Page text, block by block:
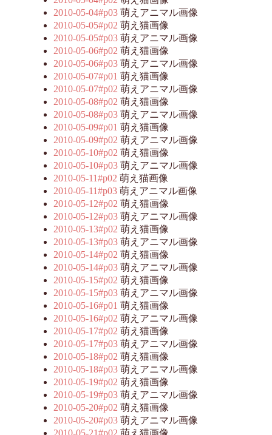
2010-05-04#p03 萌えアニマル画像
2010-05-05#p02 萌え猫画像
2010-05-05#p03 萌えアニマル画像
2010-05-06#p02 萌え猫画像
2010-05-06#p03 萌えアニマル画像
2010-05-07#p01 萌え猫画像
2010-05-07#p02 萌えアニマル画像
2010-05-08#p02 萌え猫画像
2010-05-08#p03 萌えアニマル画像
2010-05-09#p01 萌え猫画像
2010-05-09#p02 萌えアニマル画像
2010-05-10#p02 萌え猫画像
2010-05-10#p03 萌えアニマル画像
2010-05-11#p02 萌え猫画像
2010-05-11#p03 萌えアニマル画像
2010-05-12#p02 萌え猫画像
2010-05-12#p03 萌えアニマル画像
2010-05-13#p02 萌え猫画像
2010-05-13#p03 萌えアニマル画像
2010-05-14#p02 萌え猫画像
2010-05-14#p03 萌えアニマル画像
2010-05-15#p02 萌え猫画像
2010-05-15#p03 萌えアニマル画像
2010-05-16#p01 萌え猫画像
2010-05-16#p02 萌えアニマル画像
2010-05-17#p02 萌え猫画像
2010-05-17#p03 萌えアニマル画像
2010-05-18#p02 萌え猫画像
2010-05-18#p03 萌えアニマル画像
2010-05-19#p02 萌え猫画像
2010-05-19#p03 萌えアニマル画像
2010-05-20#p02 萌え猫画像
2010-05-20#p03 萌えアニマル画像
2010-05-21#p02 萌え猫画像